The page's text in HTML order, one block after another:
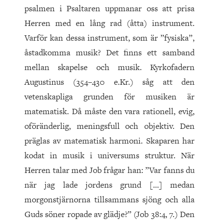
psalmen i Psaltaren uppmanar oss att prisa
Herren med en lång rad (åtta) instrument.
Varför kan dessa instrument, som är ”fysiska”,
åstadkomma musik? Det finns ett samband
mellan skapelse och musik. Kyrkofadern
Augustinus (354–430 e.Kr.) såg att den
vetenskapliga grunden för musiken är
matematisk. Då måste den vara rationell, evig,
oföränderlig, meningsfull och objektiv. Den
präglas av matematisk harmoni. Skaparen har
kodat in musik i universums struktur. När
Herren talar med Job frågar han: ”Var fanns du
när jag lade jordens grund […] medan
morgonstjärnorna tillsammans sjöng och alla
Guds söner ropade av glädje?” (Job 38:4,7.) Den